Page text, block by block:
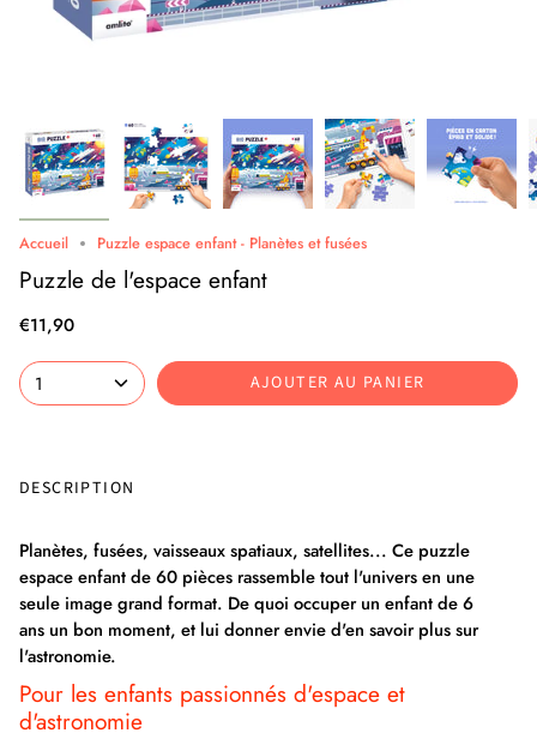
Accueil Puzzle espace enfant - Planètes et fusées
Puzzle de l'espace enfant
€11,90
1 AJOUTER AU PANIER
DESCRIPTION
Planètes, fusées, vaisseaux spatiaux, satellites... Ce puzzle
espace enfant de 60 pièces rassemble tout l'univers en une
seule image grand format. De quoi occuper un enfant de 6
ans un bon moment, et lui donner envie d'en savoir plus sur
l'astronomie.
Pour les enfants passionnés d'espace et
d'astronomie